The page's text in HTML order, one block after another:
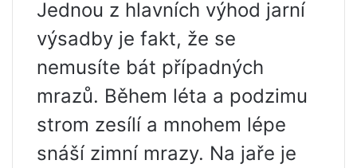
Jednou z hlavních výhod jarní
výsadby je fakt, že se
nemusíte bát případných
mrazů. Během léta a podzimu
strom zesílí a mnohem lépe
snáší zimní mrazy. Na jaře je